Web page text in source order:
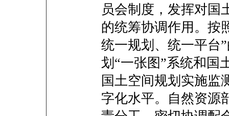
员会制度，发挥对国
的统筹协调作用。按
统一规划、统一平台
划“一张图”系统和国
国土空间规划实施监
字化水平。自然资源